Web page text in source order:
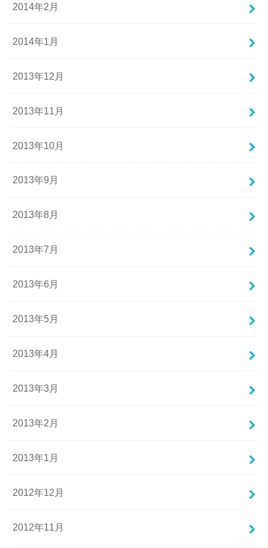
2014年2月
2014年1月
2013年12月
2013年11月
2013年10月
2013年9月
2013年8月
2013年7月
2013年6月
2013年5月
2013年4月
2013年3月
2013年2月
2013年1月
2012年12月
2012年11月